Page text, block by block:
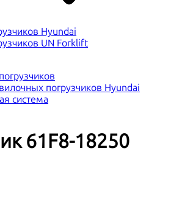
Hyundai
UN Forklift
погрузчиков Hyundai
система
61F8-18250